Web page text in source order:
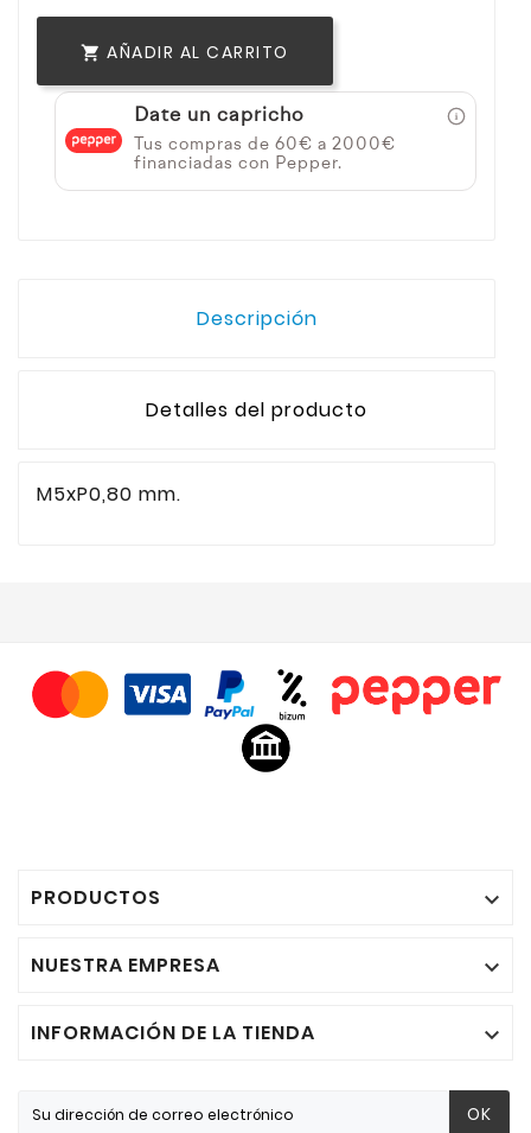
 AÑADIR AL CARRITO
Date un capricho
Tus compras de 60€ a 2000€
financiadas con Pepper.
Descripción
Detalles del producto
M5xP0,80 mm.
PRODUCTOS 
NUESTRA EMPRESA 
INFORMACIÓN DE LA TIENDA 
OK